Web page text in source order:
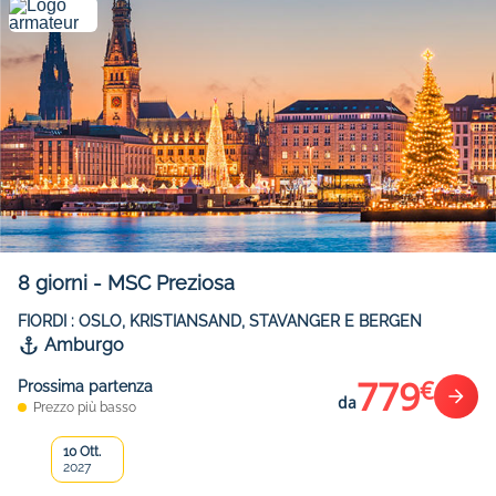
8 giorni - MSC Preziosa
FIORDI : OSLO, KRISTIANSAND, STAVANGER E BERGEN
Amburgo
Prossima partenza
Prezzo più basso da779€
10 Ott.
2027